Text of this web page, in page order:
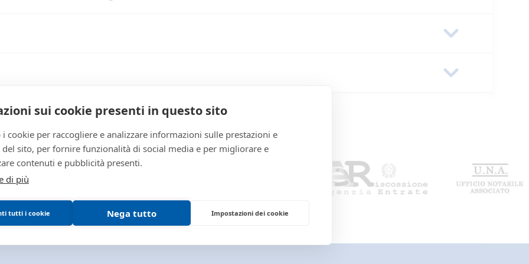
giudiziaria
1007397
1007397
sui cookie presenti in questo sito
cookie per raccogliere e analizzare informazioni sulle prestazioni e
sito, per fornire funzionalità di social media e per migliorare e
contenuti e pubblicità presenti.
di più
tutti i cookie Nega tutto Impostazioni dei cookie